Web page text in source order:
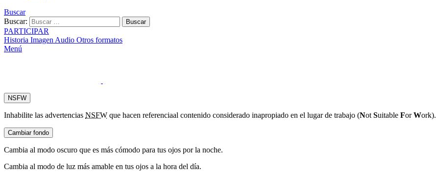
Buscar
Buscar:
Buscar
PARTICIPAR
Historia Imagen Audio Otros formatos
Menú
NSFW
Inhabilite las advertencias NSFW que hacen referenciaal contenido considerado inapropiado en el lugar de trabajo (Not Suitable ForWork).
Cambiar fondo
Cambia al modo oscuro que es más cómodo para tus ojos por la noche.
Cambia al modo de luz más amable en tus ojos a la hora del día.